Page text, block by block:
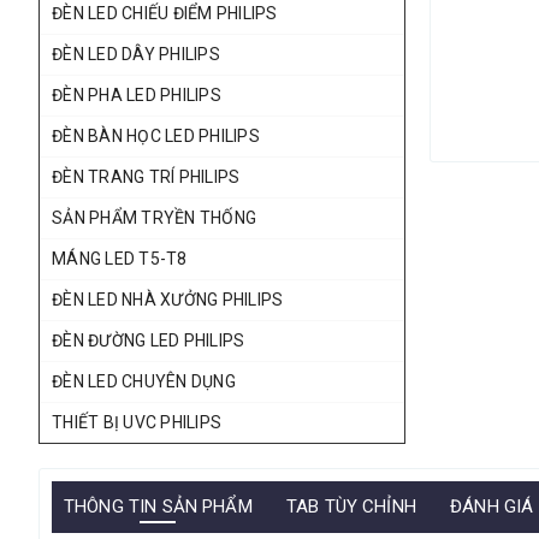
ĐÈN LED CHIẾU ĐIỂM PHILIPS
ĐÈN LED DÂY PHILIPS
ĐÈN PHA LED PHILIPS
ĐÈN BÀN HỌC LED PHILIPS
ĐÈN TRANG TRÍ PHILIPS
SẢN PHẨM TRYỀN THỐNG
MÁNG LED T5-T8
ĐÈN LED NHÀ XƯỞNG PHILIPS
ĐÈN ĐƯỜNG LED PHILIPS
ĐÈN LED CHUYÊN DỤNG
THIẾT BỊ UVC PHILIPS
THÔNG TIN SẢN PHẨM TAB TÙY CHỈNH ĐÁNH GIÁ